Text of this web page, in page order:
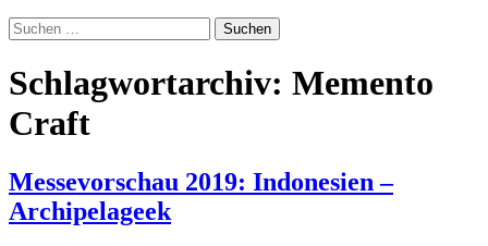
Suchen
nach:
Schlagwortarchiv: Memento
Craft
Messevorschau 2019: Indonesien –
Archipelageek